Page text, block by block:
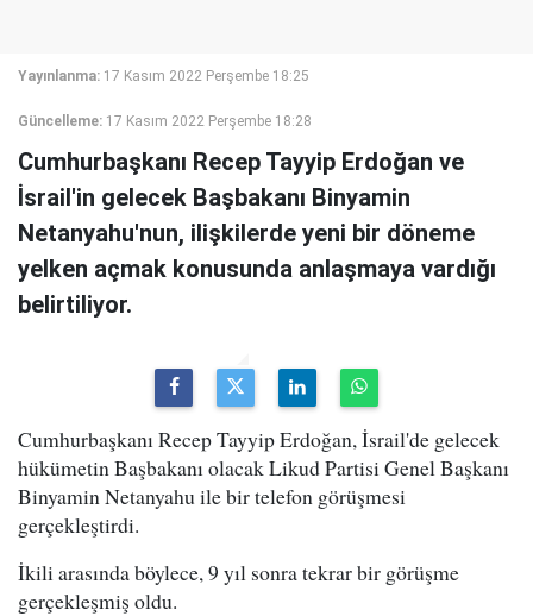
Yayınlanma: 17 Kasım 2022 Perşembe 18:25
Güncelleme: 17 Kasım 2022 Perşembe 18:28
Cumhurbaşkanı Recep Tayyip Erdoğan ve
İsrail'in gelecek Başbakanı Binyamin
Netanyahu'nun, ilişkilerde yeni bir döneme
yelken açmak konusunda anlaşmaya vardığı
belirtiliyor.
Cumhurbaşkanı Recep Tayyip Erdoğan, İsrail'de gelecek
hükümetin Başbakanı olacak Likud Partisi Genel Başkanı
Binyamin Netanyahu ile bir telefon görüşmesi
gerçekleştirdi.
İkili arasında böylece, 9 yıl sonra tekrar bir görüşme
gerçekleşmiş oldu.